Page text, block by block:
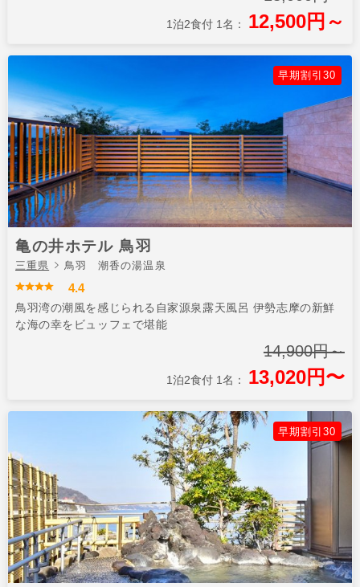
1泊2食付 1名： 12,500円～
早期割引30
亀の井ホテル 鳥羽
三重県 鳥羽 潮香の湯温泉
4.4
鳥羽湾の潮風を感じられる自家源泉露天風呂 伊勢志摩の新鮮
な海の幸をビュッフェで堪能
14,900円～
1泊2食付 1名： 13,020円〜
早期割引30